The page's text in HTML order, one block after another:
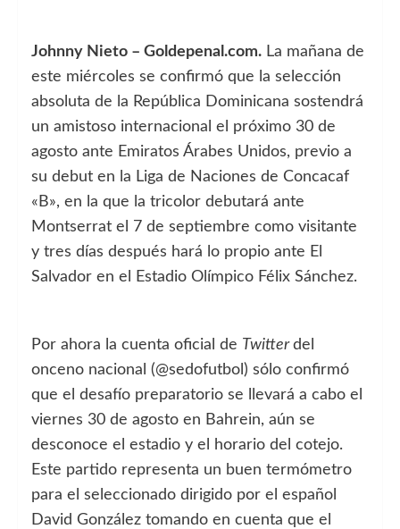
Johnny Nieto – Goldepenal.com. La mañana de
este miércoles se confirmó que la selección
absoluta de la República Dominicana sostendrá
un amistoso internacional el próximo 30 de
agosto ante Emiratos Árabes Unidos, previo a
su debut en la Liga de Naciones de Concacaf
«B», en la que la tricolor debutará ante
Montserrat el 7 de septiembre como visitante
y tres días después hará lo propio ante El
Salvador en el Estadio Olímpico Félix Sánchez.
Por ahora la cuenta oficial de Twitterdel
onceno nacional (@sedofutbol) sólo confirmó
que el desafío preparatorio se llevará a cabo el
viernes 30 de agosto en Bahrein, aún se
desconoce el estadio y el horario del cotejo.
Este partido representa un buen termómetro
para el seleccionado dirigido por el español
David González tomando en cuenta que el